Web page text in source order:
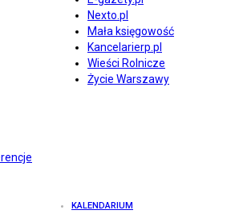
Nexto.pl
Mała księgowość
Kancelarierp.pl
Wieści Rolnicze
Życie Warszawy
KALENDARIUM